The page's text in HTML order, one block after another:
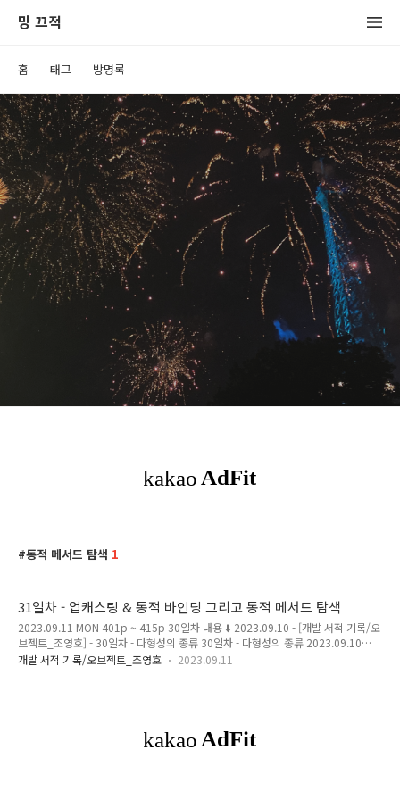
밍 끄적
홈 태그 방명록
동적 메서드 탐색 1
31일차 - 업캐스팅 & 동적 바인딩 그리고 동적 메서드 탐색
2023.09.11 MON 401p ~ 415p 30일차 내용 ⬇️ 2023.09.10 - [개발 서적 기록/오
브젝트_조영호] - 30일차 - 다형성의 종류 30일차 - 다형성의 종류 2023.09.10
SUN 390p ~ 402p 29일차 내용 ⬇️ 2023.09.08 - [개발 서적 기록/오브젝트_조영
자식 클래스의 인스턴스는 자동으로 부모..
개발 서적 기록/오브젝트_조영호 2023.09.11